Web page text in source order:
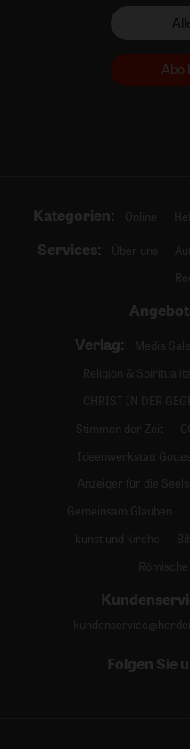
Abo
Kategorien: Online
Services: Über uns
Verlag:
Media
Religion &
CHRIST IN DER
Stimmen der Zeit
Ideenwerkstatt
Anzeiger für die
Gemeinsam Glauben
kunst und kirche
Folgen Sie